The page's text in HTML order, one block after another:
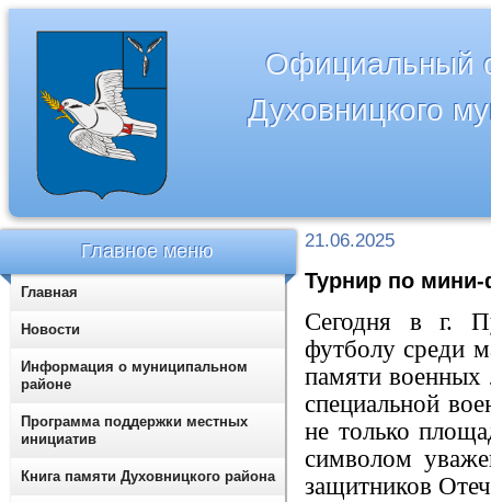
Официальный
Духовницкого
21.06.2025
Турнир по
Сегодня в г.
футболу среди
памяти военных
специальной
не только
символом
защитников
Главное меню
Главная
Новости
Информация о муниципальном
районе
Программа поддержки местных
инициатив
Книга памяти Духовницкого района